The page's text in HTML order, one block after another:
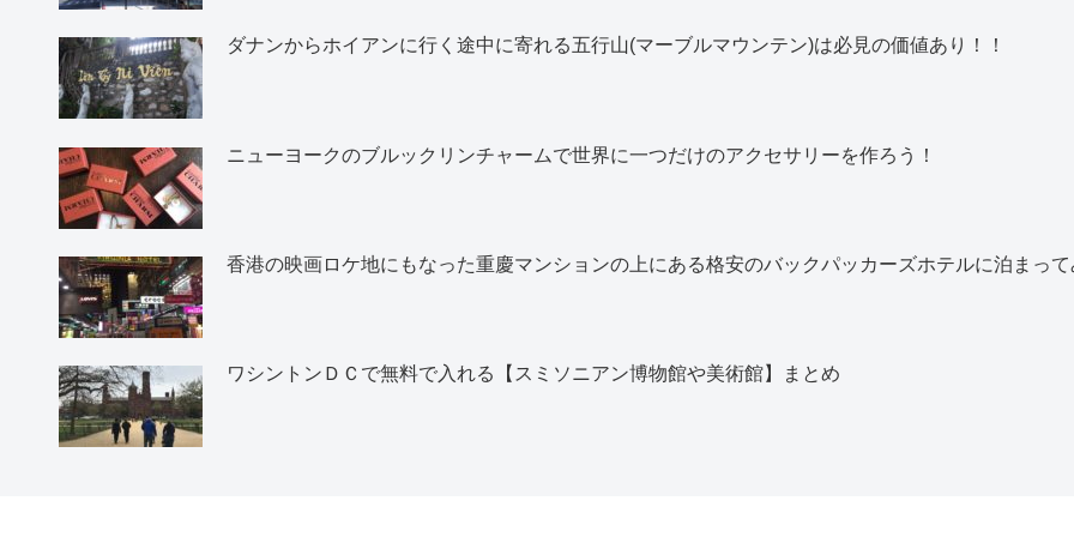
ダナンからホイアンに行く途中に寄れる五行山(マーブルマウンテン)は必見の価値あり！！
ニューヨークのブルックリンチャームで世界に一つだけのアクセサリーを作ろう！
香港の映画ロケ地にもなった重慶マンションの上にある格安のバックパッカーズホテルに泊まっ
ワシントンＤＣで無料で入れる【スミソニアン博物館や美術館】まとめ